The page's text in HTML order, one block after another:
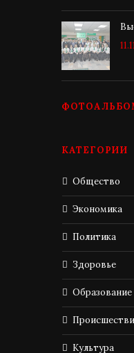
КАТЕГОРИИ
Общество
Экономика
Политика
Здоровье
Образование
Культура